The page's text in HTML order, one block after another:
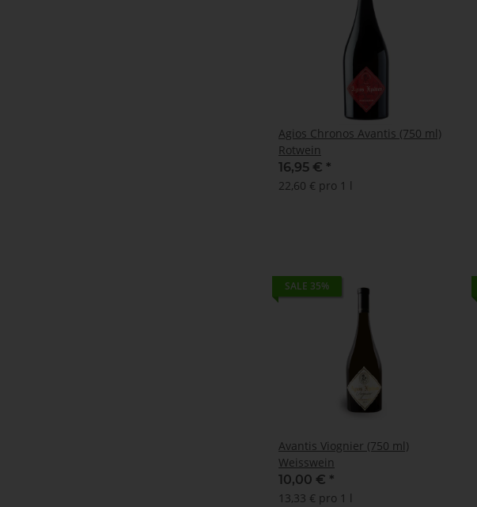
Agios Chronos Avantis (750 ml)
Rotwein
16,95 € *
22,60 € pro 1 l
SALE 35%
Avantis Viognier (750 ml)
Weisswein
10,00 € *
13,33 € pro 1 l